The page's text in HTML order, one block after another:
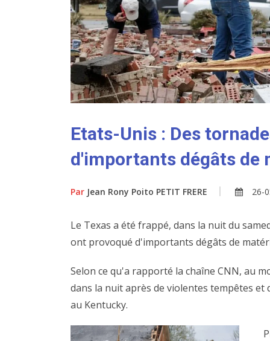
Etats-Unis : Des
d'importants dégâts de
Par Jean Rony Poito PETIT FRERE 26-
Le Texas a été frappé, dans la nuit du
ont provoqué d'importants dégâts de
Selon ce qu'a rapporté la chaîne CNN, au
dans la nuit après de violentes tempêtes et
au Kentucky.